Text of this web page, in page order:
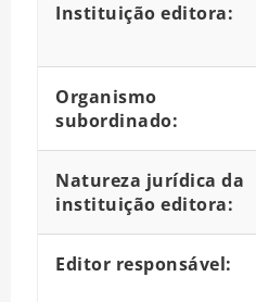
Instituição editora:
Organismo
subordinado:
Natureza jurídica da
instituição editora:
Editor responsável: